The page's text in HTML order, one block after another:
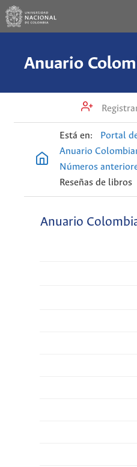
Está en: Portal
Anuario
Números
Reseñas de libros
Anuario